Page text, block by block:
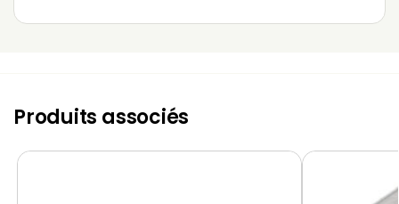
Produits associés